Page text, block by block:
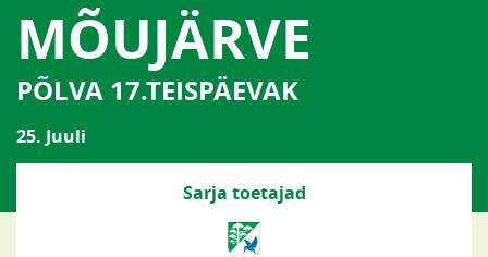
MÕUJÄRVE
PÕLVA 17.TEISPÄEVAK
25. Juuli
Sarja toetajad